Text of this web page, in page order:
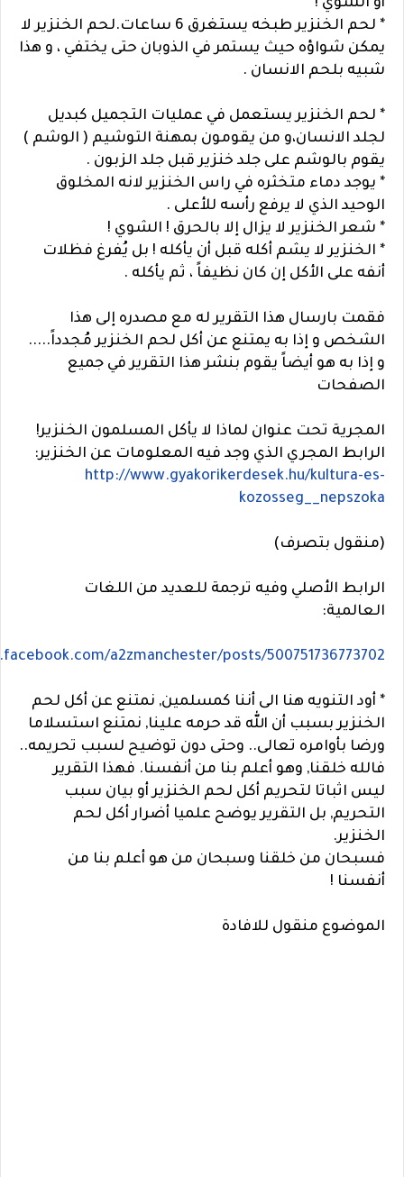
أو الشوي !
* لحم الخنزير طبخه يستغرق 6 ساعات.لحم الخنزير لا
يمكن شواؤه حيث يستمر في الذوبان حتى يختفي ، و هذا
شبيه بلحم الانسان .
* لحم الخنزير يستعمل في عمليات التجميل كبديل
لجلد الانسان،و من يقومون بمهنة التوشيم ( الوشم )
يقوم بالوشم على جلد خنزير قبل جلد الزبون .
* يوجد دماء متخثره في راس الخنزير لانه المخلوق
الوحيد الذي لا يرفع رأسه للأعلى .
* شعر الخنزير لا يزال إلا بالحرق ! الشوي !
* الخنزير لا يشم أكله قبل أن يأكله ! بل يُفرغ فظلات
أنفه على الأكل إن كان نظيفاً ، ثم يأكله .
فقمت بارسال هذا التقرير له مع مصدره إلى هذا
الشخص و إذا به يمتنع عن أكل لحم الخنزير مُجدداً.....
و إذا به هو أيضاً يقوم بنشر هذا التقرير في جميع
الصفحات
المجرية تحت عنوان لماذا لا يأكل المسلمون الخنزير!
الرابط المجري الذي وجد فيه المعلومات عن الخنزير:
http://www.gyakorikerdesek.hu/kultura-es-
kozosseg__nepszoka
(منقول بتصرف)
الرابط الأصلي وفيه ترجمة للعديد من اللغات
العالمية:
a2zmanchester/posts/500751736773702
* أود التنويه هنا الى أننا كمسلمين, نمتنع عن أكل لحم
الخنزير بسبب أن الله قد حرمه علينا, نمتنع استسلاما
ورضا بأوامره تعالى.. وحتى دون توضيح لسبب تحريمه..
فالله خلقنا, وهو أعلم بنا من أنفسنا. فهذا التقرير
ليس اثباتا لتحريم أكل لحم الخنزير أو بيان سبب
التحريم, بل التقرير يوضح علميا أضرار أكل لحم
الخنزير.
فسبحان من خلقنا وسبحان من هو أعلم بنا من
أنفسنا !
الموضوع منقول للافادة